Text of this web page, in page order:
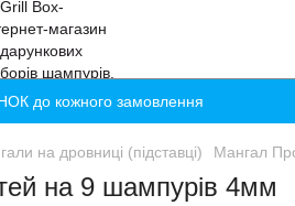
до кожного замовлення
на дровниці (підставці) Мангал
на 9 шампурів 4мм